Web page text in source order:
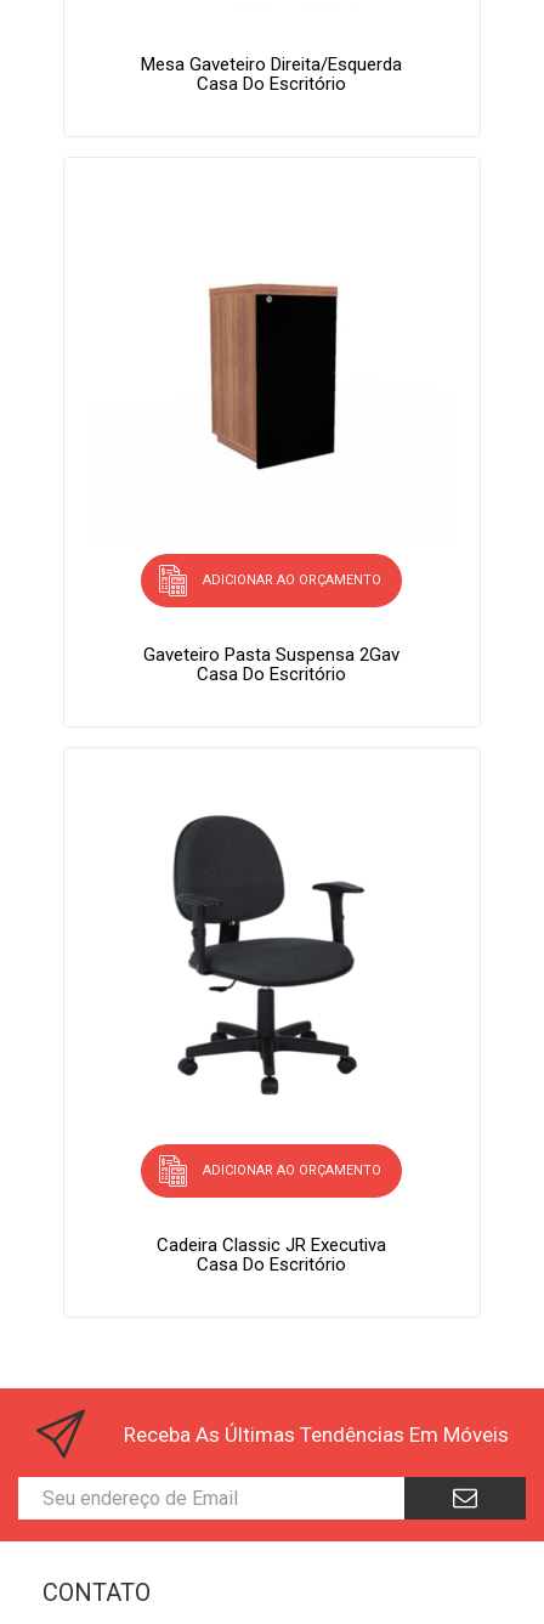
Mesa Gaveteiro Direita/Esquerda
Casa Do Escritório
ADICIONAR AO ORÇAMENTO
Gaveteiro Pasta Suspensa 2Gav
Casa Do Escritório
ADICIONAR AO ORÇAMENTO
Cadeira Classic JR Executiva
Casa Do Escritório
Receba As Últimas Tendências Em Móveis
CONTATO